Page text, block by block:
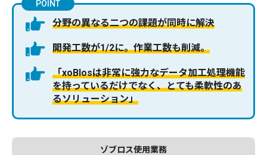
POINT
分野の異なる二つの課題が同時に解決
開発工数が1/2に。作業工数も削減。
「xoBlosは非常に強力なデータ加工処理機能
を持っているだけでなく、とても柔軟性のあ
るソリューション」
ゾブロス使用業務